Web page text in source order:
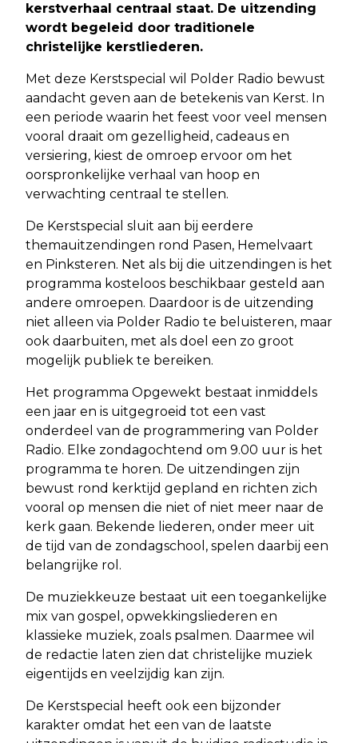
kerstverhaal centraal staat. De uitzending
wordt begeleid door traditionele
christelijke kerstliederen.
Met deze Kerstspecial wil Polder Radio bewust
aandacht geven aan de betekenis van Kerst. In
een periode waarin het feest voor veel mensen
vooral draait om gezelligheid, cadeaus en
versiering, kiest de omroep ervoor om het
oorspronkelijke verhaal van hoop en
verwachting centraal te stellen.
De Kerstspecial sluit aan bij eerdere
themauitzendingen rond Pasen, Hemelvaart
en Pinksteren. Net als bij die uitzendingen is het
programma kosteloos beschikbaar gesteld aan
andere omroepen. Daardoor is de uitzending
niet alleen via Polder Radio te beluisteren, maar
ook daarbuiten, met als doel een zo groot
mogelijk publiek te bereiken.
Het programma Opgewekt bestaat inmiddels
een jaar en is uitgegroeid tot een vast
onderdeel van de programmering van Polder
Radio. Elke zondagochtend om 9.00 uur is het
programma te horen. De uitzendingen zijn
bewust rond kerktijd gepland en richten zich
vooral op mensen die niet of niet meer naar de
kerk gaan. Bekende liederen, onder meer uit
de tijd van de zondagschool, spelen daarbij een
belangrijke rol.
De muziekkeuze bestaat uit een toegankelijke
mix van gospel, opwekkingsliederen en
klassieke muziek, zoals psalmen. Daarmee wil
de redactie laten zien dat christelijke muziek
eigentijds en veelzijdig kan zijn.
De Kerstspecial heeft ook een bijzonder
karakter omdat het een van de laatste